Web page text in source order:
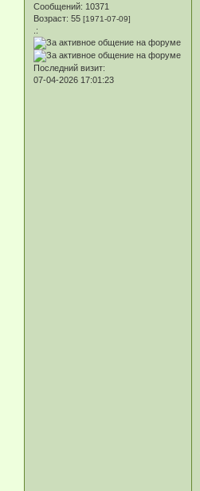
Сообщений: 10371
Возраст: 55 [1971-07-09]
.:
Последний визит:
07-04-2026 17:01:23